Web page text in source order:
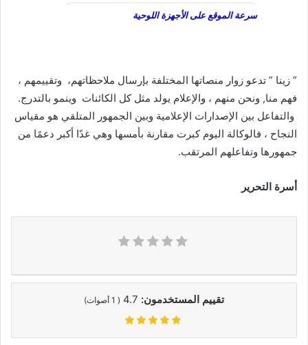
سرعة الموقع على الأجهزة اللوحية
” زينا ” تدعو زوار منصاتها المختلفة بإرسال ملاحظاتهم، وتقييمهم ،
فهم منا, ونحن منهم ، والإعلام يولد مثل كل الكائنات وينمو بالتدرج.
والتفاعل بين الإصدارات الإعلامية وبين الجمهور المتلقي هو مقياس
النجاح ، فالوكالة اليوم كبرت مقارنة بأمسها وهي غدًا أكبر دعمًا من
جمهورها وتفاعلهم المرتقب.
أسرة التحرير
تقييم المستخدمون: 4.7
(
1 أصوات)